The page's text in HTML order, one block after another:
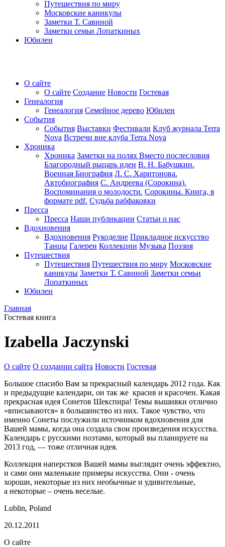
Путешествия по миру
Московские каникулы
Заметки Т. Савиной
Заметки семьи Лопаткиных
Юбилеи
О сайте
О сайте Создание Новости Гостевая
Генеалогия
Генеалогия Семейное дерево Юбилеи
События
События Выставки Фестивали Клуб журнала Terra
Nova Встречи вне клуба Terra Nova
Хроника
Хроника Заметки на полях Вместо послесловия
Благородный рыцарь идеи В. Н. Бабушкин.
Военная Биография Л. С. Харитонова.
Автобиография С. Андреева (Сорокина).
Воспоминания о молодости. Сорокины. Книга, в
формате pdf. Судьба рабфаковки
Пресса
Пресса Наши публикации Статьи о нас
Вдохновения
Вдохновения Рукоделие Прикладное искусство
Танцы Галереи Коллекции Музыка Поэзия
Путешествия
Путешествия Путешествия по миру Московские
каникулы Заметки Т. Савиной Заметки семьи
Лопаткиных
Юбилеи
Главная
Гостевая книга
Izabella Jaczynski
О сайте О создании сайта Новости Гостевая
Большое спасибо Вам за прекрасный календарь 2012 года. Как
и предыдущие календари, он так же красив и красочен. Какая
прекрасная идея Сонетов Шекспира! Темы вышивки отлично
«вписываются» в большинство из них. Такое чувство, что
именно Сонеты послужили источником вдохновения для
Вашей мамы, когда она создала свои произведения искусства.
Календарь с русскими поэтами, который вы планируете на
2013 год, — тоже отличная идея.
Коллекция наперстков Вашей мамы выглядит очень эффектно,
и сами они маленькие примеры искусства. Они - очень
хороши, некоторые из них необычные и удивительные,
а некоторые – очень веселые.
Lublin, Poland
20.12.2011
О сайте